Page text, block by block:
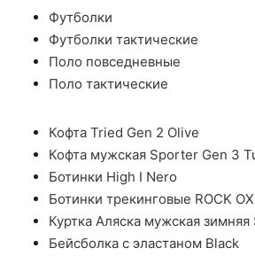
Футболки
Футболки тактические
Поло повседневные
Поло тактические
Кофта Tried Gen 2 Olive
Кофта мужская Sporter Gen 3
Ботинки High I Nero
Ботинки трекинговые ROCK
Куртка Аляска мужская
Бейсболка с эластаном Black